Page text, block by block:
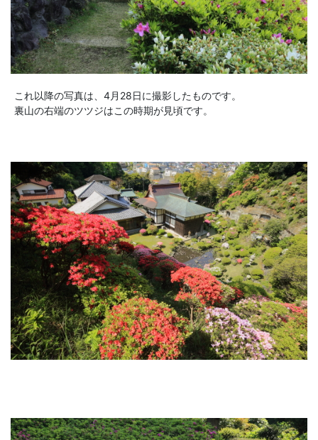
これ以降の写真は、4月28日に撮影したものです。
裏山の右端のツツジはこの時期が見頃です。